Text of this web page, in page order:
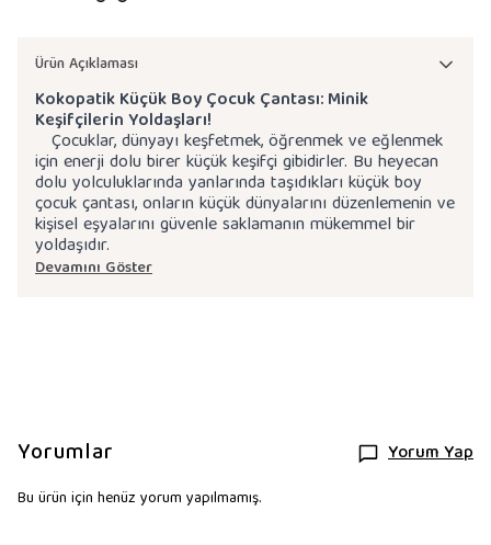
Ürün Açıklaması
Kokopatik Küçük Boy Çocuk Çantası: Minik
Keşifçilerin Yoldaşları!
Çocuklar, dünyayı keşfetmek, öğrenmek ve eğlenmek
için enerji dolu birer küçük keşifçi gibidirler. Bu heyecan
dolu yolculuklarında yanlarında taşıdıkları küçük boy
çocuk çantası, onların küçük dünyalarını düzenlemenin ve
kişisel eşyalarını güvenle saklamanın mükemmel bir
yoldaşıdır.
Devamını Göster
Yorumlar Yorum Yap
Bu ürün için henüz yorum yapılmamış.